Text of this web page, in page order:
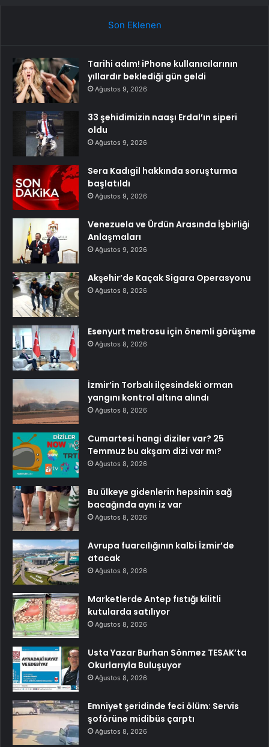
Son Eklenen
Tarihi adım! iPhone kullanıcılarının
yıllardır beklediği gün geldi
Ağustos 9, 2026
33 şehidimizin naaşı Erdal’ın siperi
oldu
Ağustos 9, 2026
Sera Kadıgil hakkında soruşturma
başlatıldı
Ağustos 9, 2026
Venezuela ve Ürdün Arasında İşbirliği
Anlaşmaları
Ağustos 9, 2026
Akşehir’de Kaçak Sigara Operasyonu
Ağustos 8, 2026
Esenyurt metrosu için önemli görüşme
Ağustos 8, 2026
İzmir’in Torbalı ilçesindeki orman
yangını kontrol altına alındı
Ağustos 8, 2026
Cumartesi hangi diziler var? 25
Temmuz bu akşam dizi var mı?
Ağustos 8, 2026
Bu ülkeye gidenlerin hepsinin sağ
bacağında aynı iz var
Ağustos 8, 2026
Avrupa fuarcılığının kalbi İzmir’de
atacak
Ağustos 8, 2026
Marketlerde Antep fıstığı kilitli
kutularda satılıyor
Ağustos 8, 2026
Usta Yazar Burhan Sönmez TESAK’ta
Okurlarıyla Buluşuyor
Ağustos 8, 2026
Emniyet şeridinde feci ölüm: Servis
şoförüne midibüs çarptı
Ağustos 8, 2026